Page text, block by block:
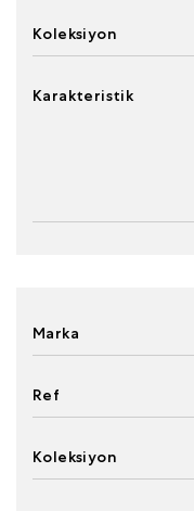
Koleksiyon
Karakteristik
Marka
Ref
Koleksiyon